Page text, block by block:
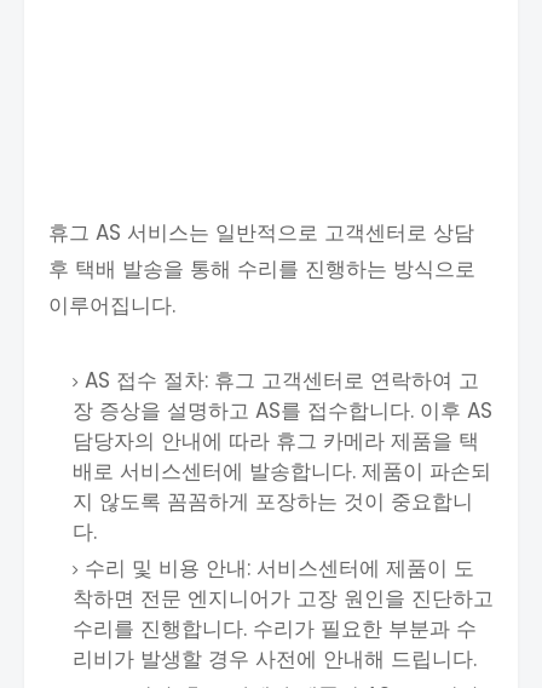
휴그 AS 서비스는 일반적으로 고객센터로 상담
후 택배 발송을 통해 수리를 진행하는 방식으로
이루어집니다.
AS 접수 절차: 휴그 고객센터로 연락하여 고
장 증상을 설명하고 AS를 접수합니다. 이후 AS
담당자의 안내에 따라 휴그 카메라 제품을 택
배로 서비스센터에 발송합니다. 제품이 파손되
지 않도록 꼼꼼하게 포장하는 것이 중요합니
다.
수리 및 비용 안내: 서비스센터에 제품이 도
착하면 전문 엔지니어가 고장 원인을 진단하고
수리를 진행합니다. 수리가 필요한 부분과 수
리비가 발생할 경우 사전에 안내해 드립니다.